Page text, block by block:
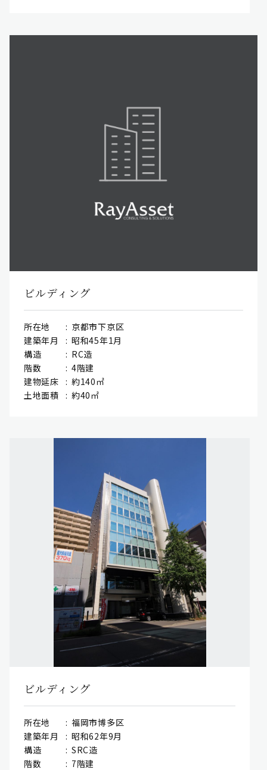
ビルディング
所在地
京都市下京区
建築年月
昭和45年1月
構造
RC造
階数
4階建
建物延床
約140㎡
土地面積
約40㎡
ビルディング
所在地
福岡市博多区
建築年月
昭和62年9月
構造
SRC造
階数
7階建